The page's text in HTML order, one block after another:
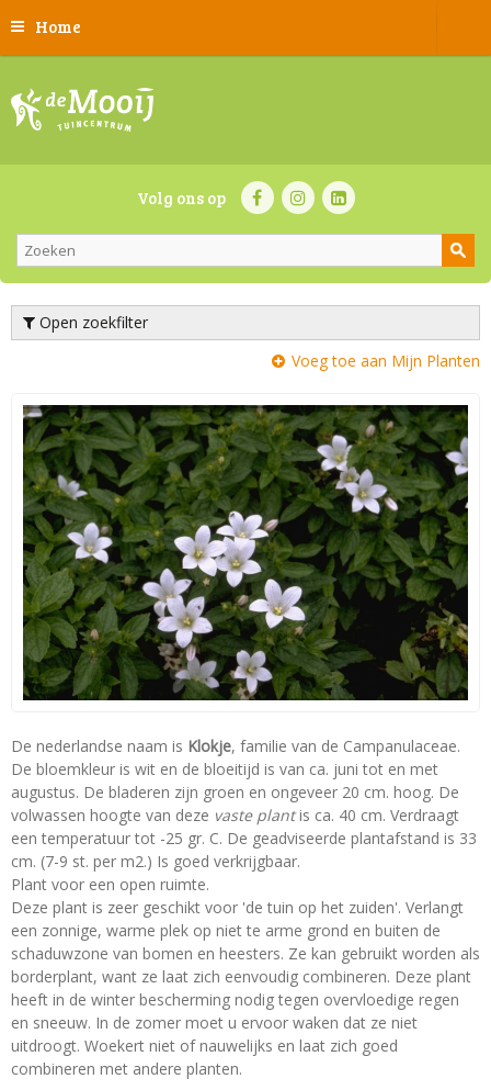
Home
Volg ons op
Open zoekfilter
Voeg toe aan Mijn Planten
De nederlandse naam is Klokje, familie van de Campanulaceae.
De bloemkleur is wit en de bloeitijd is van ca. juni tot en met
augustus. De bladeren zijn groen en ongeveer 20 cm. hoog. De
volwassen hoogte van deze vaste plantis ca. 40 cm. Verdraagt
een temperatuur tot -25 gr. C. De geadviseerde plantafstand is 33
cm. (7-9 st. per m2.) Is goed verkrijgbaar.
Plant voor een open ruimte.
Deze plant is zeer geschikt voor 'de tuin op het zuiden'. Verlangt
een zonnige, warme plek op niet te arme grond en buiten de
schaduwzone van bomen en heesters. Ze kan gebruikt worden als
borderplant, want ze laat zich eenvoudig combineren. Deze plant
heeft in de winter bescherming nodig tegen overvloedige regen
en sneeuw. In de zomer moet u ervoor waken dat ze niet
uitdroogt. Woekert niet of nauwelijks en laat zich goed
combineren met andere planten.